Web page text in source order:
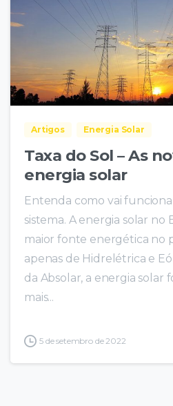
Artigos Energia Solar
Taxa do Sol – As
energia solar
Entenda como vai
sistema. A energia solar no
maior fonte energética no
apenas de Hidrelétrica e
da Absolar, a energia
mais...
5 de setembro de 2022